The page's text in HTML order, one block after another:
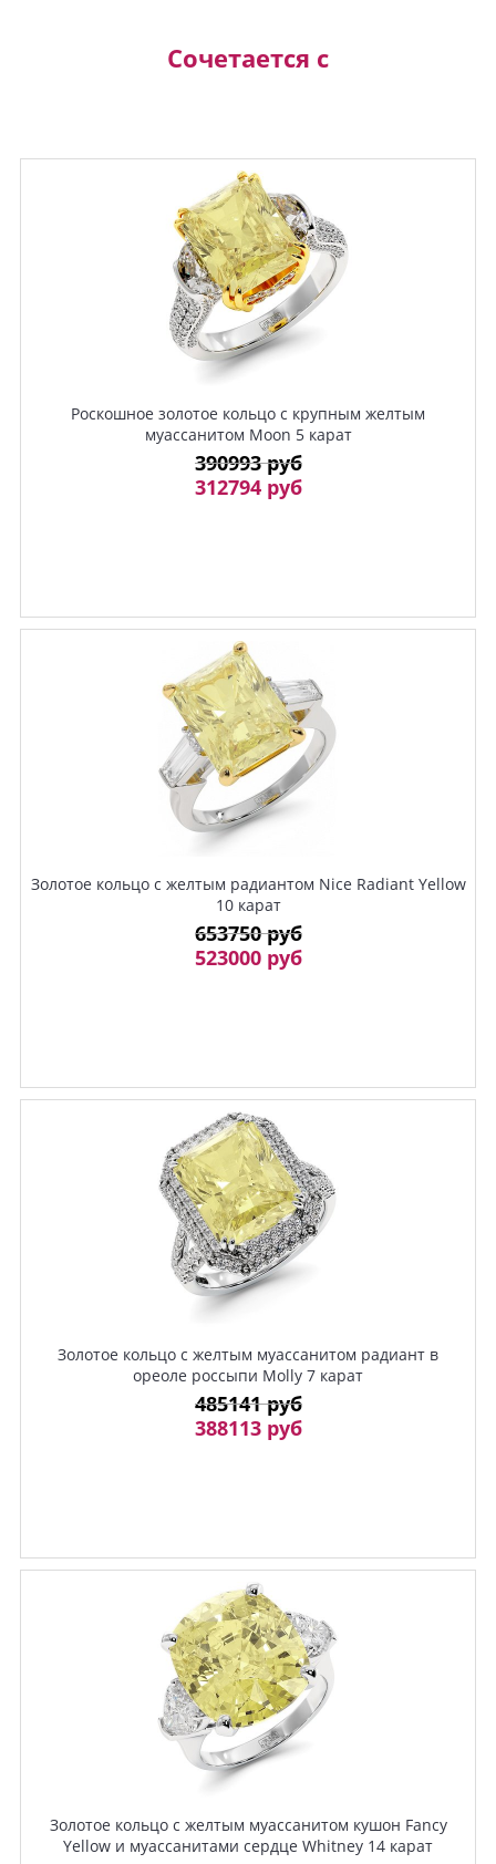
Сочетается с
Роскошное золотое кольцо с крупным желтым
муассанитом Moon 5 карат
390993 руб
312794 руб
Золотое кольцо с желтым радиантом Nice Radiant Yellow
10 карат
653750 руб
523000 руб
Золотое кольцо с желтым муассанитом радиант в
ореоле россыпи Molly 7 карат
485141 руб
388113 руб
Золотое кольцо с желтым муассанитом кушон Fancy
Yellow и муассанитами сердце Whitney 14 карат